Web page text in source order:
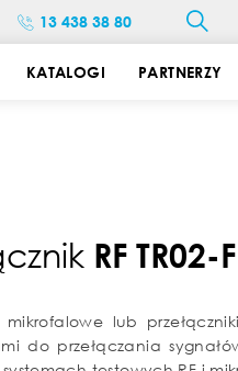
13 438 38 80
KATALOGI PARTNERZY
RF TR02-
mikrofalowe lub
do przełączania